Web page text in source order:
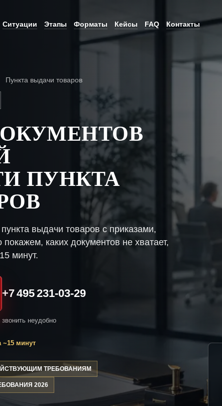
Ситуации Этапы Форматы Кейсы FAQ Контакты
Пункта выдачи товаров
ПУНКТА
выдачи товаров с приказами,
каких документов не хватает,
минут.
+7 495 231-03-29
неудобно
~15 минут
ТРЕБОВАНИЯМ
2026